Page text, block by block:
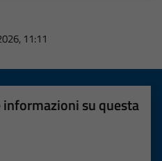
11:11
su questa